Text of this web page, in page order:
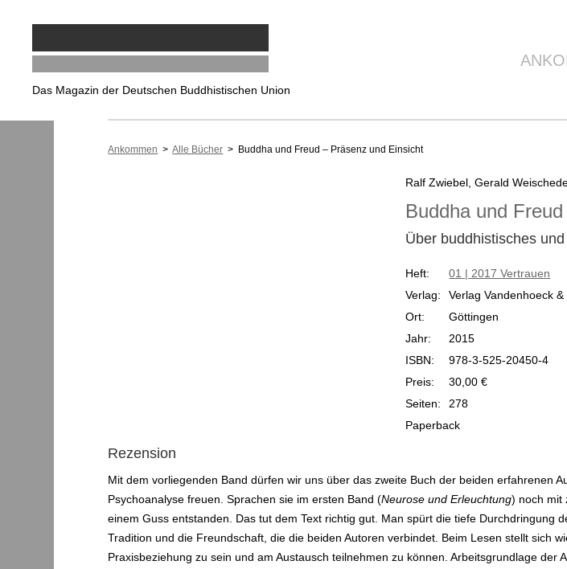
Das Magazin der Deutschen Buddhistischen Union
Ankommen >Alle Bücher > Buddha und Freud – Präsenz und Einsicht
Ralf Zwiebel, Gerald
Buddha und
Über buddhistisches
Heft:
01 | 2017 Vertrauen
Verlag:
Verlag Vandenhoeck
Ort:
Göttingen
Jahr:
2015
ISBN:
978-3-525-20450-4
Preis:
30,00 €
Seiten:
278
Paperback
Rezension
Mit dem vorliegenden Band dürfen wir uns über das zweite Buch der beiden erfahrenen
Psychoanalyse freuen. Sprachen sie im ersten Band (Neurose und Erleuchtung) noch mit
einem Guss entstanden. Das tut dem Text richtig gut. Man spürt die tiefe Durchdringung
Tradition und die Freundschaft, die die beiden Autoren verbindet. Beim Lesen stellt sich
Praxisbeziehung zu sein und am Austausch teilnehmen zu können. Arbeitsgrundlage der